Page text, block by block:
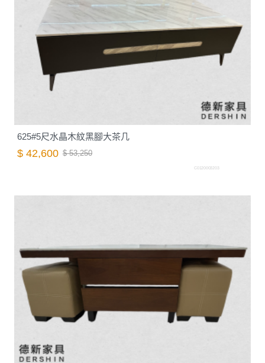
625#5尺水晶木紋黑腳大茶几
$ 42,600 $ 53,250
C0120003203